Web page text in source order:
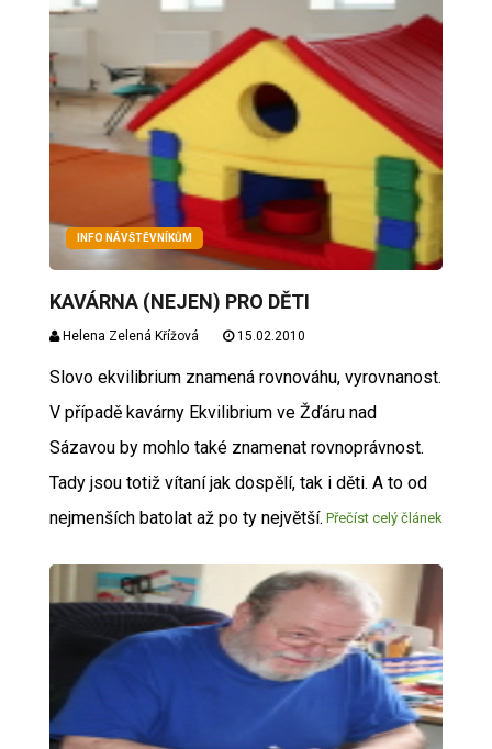
INFO NÁVŠTĚVNÍKŮM
KAVÁRNA (NEJEN) PRO DĚTI
Helena Zelená Křížová 15.02.2010
Slovo ekvilibrium znamená rovnováhu, vyrovnanost.
V případě kavárny Ekvilibrium ve Žďáru nad
Sázavou by mohlo také znamenat rovnoprávnost.
Tady jsou totiž vítaní jak dospělí, tak i děti. A to od
nejmenších batolat až po ty největší. Přečíst celý článek